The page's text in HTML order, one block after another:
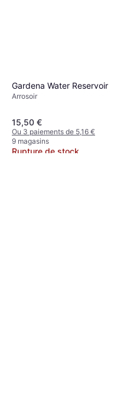
Acier De Qualité Aurelia
Projection
199 €
Rupture de stock
Gardena Water Reservoir
Arrosoir
15,50 €
Ou 3 paiements de 5,16 €
9 magasins